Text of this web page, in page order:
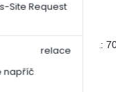
Site Request
napříč
relace
rubra trichophylla: